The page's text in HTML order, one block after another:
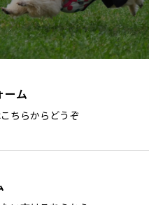
ーム
ちらからどうぞ